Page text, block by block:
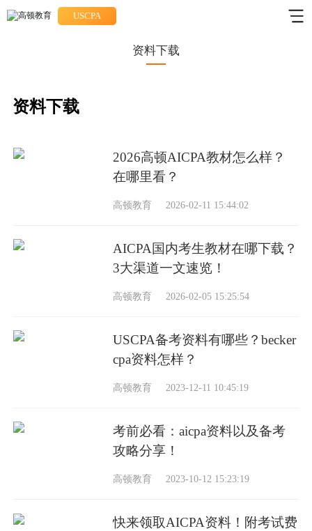
USCPA
资料下载
资料下载
2026高顿AICPA教材怎么样？
在哪里看？
高顿教育 2026-02-11 15:44:02
AICPA国内考生教材在哪下载？
3大渠道一文速览！
高顿教育 2026-02-05 15:25:54
USCPA备考资料有哪些？becker
cpa资料怎样？
高顿教育 2023-12-11 10:45:19
考前必看：aicpa资料以及备考
攻略分享！
高顿教育 2023-10-12 15:23:19
快来领取AICPA资料！附考试费